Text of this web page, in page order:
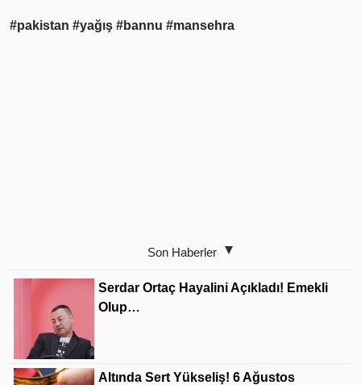
#pakistan #yağış #bannu #mansehra
Son Haberler
Serdar Ortaç Hayalini Açıkladı! Emekli
Olup…
Altında Sert Yükseliş! 6 Ağustos